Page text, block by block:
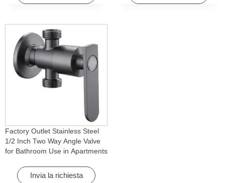
Factory Outlet Stainless Steel
1/2 Inch Two Way Angle Valve
for Bathroom Use in Apartments
Invia la richiesta